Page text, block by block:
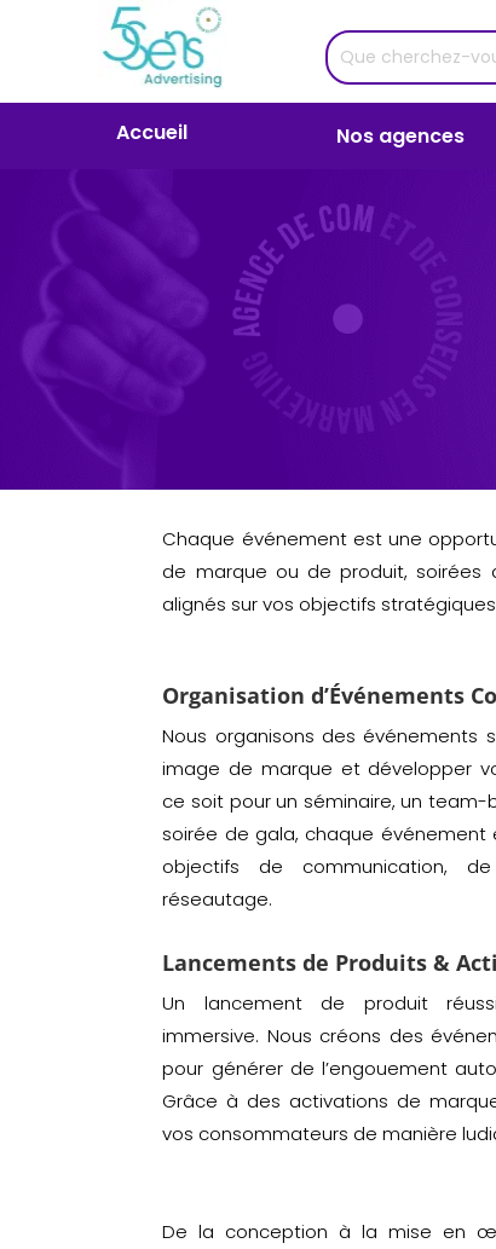
Accueil Nos agences
Chaque événement est une
de marque ou de produit, soirées
alignés sur vos objectifs
Organisation d’Événements
Nous organisons des événements
image de marque et développer
ce soit pour un séminaire, un team-
soirée de gala, chaque
objectifs de communication,
réseautage.
Lancements de Produits &
Un lancement de produit
immersive. Nous créons des
pour générer de l’engouement
Grâce à des activations de
vos consommateurs de manière
De la conception à la mise en